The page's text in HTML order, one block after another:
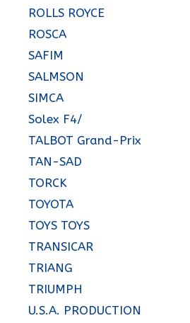
ROLLS ROYCE
ROSCA
SAFIM
SALMSON
SIMCA
Solex F4/
TALBOT Grand-Prix
TAN-SAD
TORCK
TOYOTA
TOYS TOYS
TRANSICAR
TRIANG
TRIUMPH
U.S.A. PRODUCTION